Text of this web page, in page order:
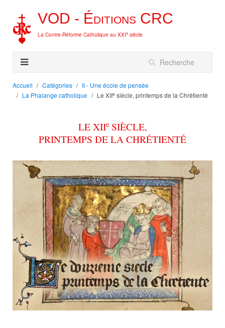
VOD - Éditions CRC
La Contre-Réforme Catholique au XXIe siècle
Accueil Catégories
II - Une école de pensée
La Phalange catholique
Le XIIe siècle, printemps de la Chrétienté
LE XIIeSIÈCLE,
PRINTEMPS DE LA CHRÉTIENTÉ